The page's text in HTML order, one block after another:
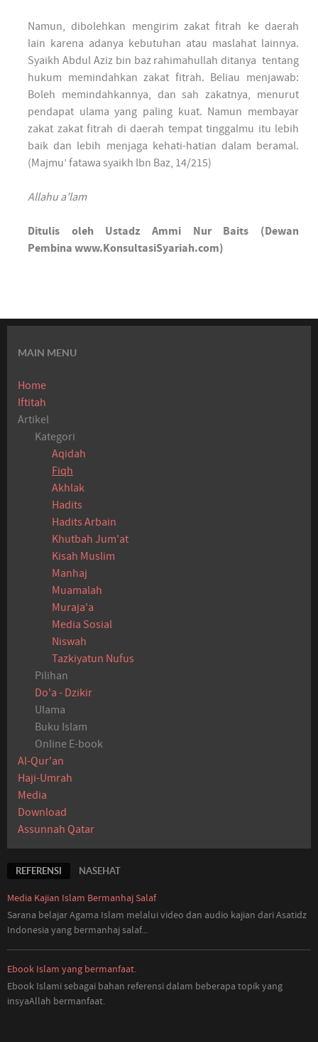
Namun, dibolehkan mengirim zakat fitrah ke daerah
lain karena adanya kebutuhan atau maslahat lainnya.
Syaikh Abdul Aziz bin baz rahimahullah ditanya tentang
hukum memindahkan zakat fitrah. Beliau menjawab:
Boleh memindahkannya, dan sah zakatnya, menurut
pendapat ulama yang paling kuat. Namun membayar
zakat zakat fitrah di daerah tempat tinggalmu itu lebih
baik dan lebih menjaga kehati-hatian dalam beramal.
(Majmu’ fatawa syaikh Ibn Baz, 14/215)
Allahu a’lam
Ditulis oleh Ustadz Ammi Nur Baits (Dewan
Pembina www.KonsultasiSyariah.com)
MAIN MENU
Home
Iftitah
Artikel
Kategori
Aqidah
Fiqh
Akhlak
Hadits
Hadits Arbain
Khutbah Jum'at
Kisah Muslim
Manhaj
Muamalah
Muraja'a
Media Sosial
Niswah
Tazkiyatun Nufus
Pilihan
Do'a - Dzikir
Ulama
Buku Islam
Online E-book
Al-Qur'an
Haji-Umrah
Media
Download
Assunnah Qatar
REFERENSI NASEHAT
Media Kajian Islam Bermanhaj Salaf
Sarana belajar Agama Islam melalui video dan audio kajian dari Asatidz
Indonesia yang bermanhaj salaf...
Ebook Islam yang bermanfaat.
Ebook Islami sebagai bahan referensi dalam beberapa topik yang
insyaAllah bermanfaat.